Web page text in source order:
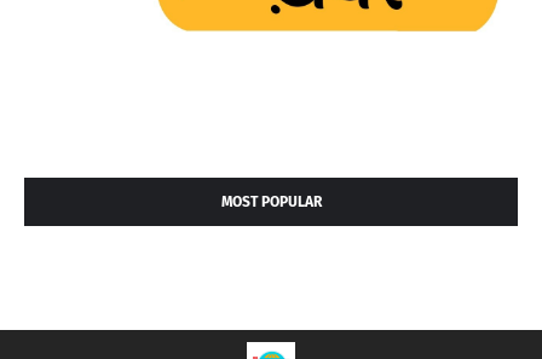
MOST POPULAR